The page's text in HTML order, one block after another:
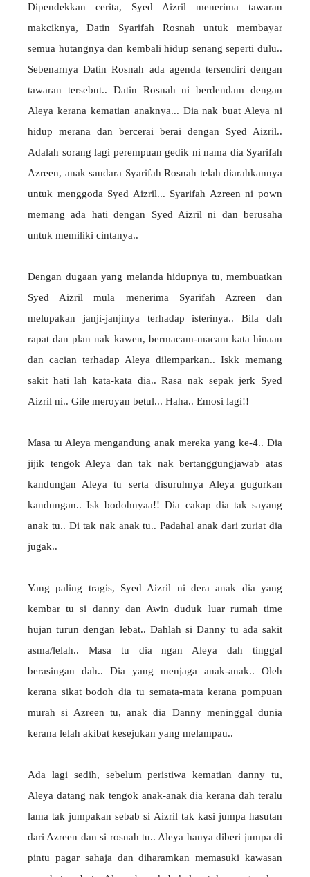
Dipendekkan cerita, Syed Aizril menerima tawaran
makciknya, Datin Syarifah Rosnah untuk membayar
semua hutangnya dan kembali hidup senang seperti dulu..
Sebenarnya Datin Rosnah ada agenda tersendiri dengan
tawaran tersebut.. Datin Rosnah ni berdendam dengan
Aleya kerana kematian anaknya... Dia nak buat Aleya ni
hidup merana dan bercerai berai dengan Syed Aizril..
Adalah sorang lagi perempuan gedik ni nama dia Syarifah
Azreen, anak saudara Syarifah Rosnah telah diarahkannya
untuk menggoda Syed Aizril... Syarifah Azreen ni pown
memang ada hati dengan Syed Aizril ni dan berusaha
untuk memiliki cintanya..
Dengan dugaan yang melanda hidupnya tu, membuatkan
Syed Aizril mula menerima Syarifah Azreen dan
melupakan janji-janjinya terhadap isterinya.. Bila dah
rapat dan plan nak kawen, bermacam-macam kata hinaan
dan cacian terhadap Aleya dilemparkan.. Iskk memang
sakit hati lah kata-kata dia.. Rasa nak sepak jerk Syed
Aizril ni.. Gile meroyan betul... Haha.. Emosi lagi!!
Masa tu Aleya mengandung anak mereka yang ke-4.. Dia
jijik tengok Aleya dan tak nak bertanggungjawab atas
kandungan Aleya tu serta disuruhnya Aleya gugurkan
kandungan.. Isk bodohnyaa!! Dia cakap dia tak sayang
anak tu.. Di tak nak anak tu.. Padahal anak dari zuriat dia
jugak..
Yang paling tragis, Syed Aizril ni dera anak dia yang
kembar tu si danny dan Awin duduk luar rumah time
hujan turun dengan lebat.. Dahlah si Danny tu ada sakit
asma/lelah.. Masa tu dia ngan Aleya dah tinggal
berasingan dah.. Dia yang menjaga anak-anak.. Oleh
kerana sikat bodoh dia tu semata-mata kerana pompuan
murah si Azreen tu, anak dia Danny meninggal dunia
kerana lelah akibat kesejukan yang melampau..
Ada lagi sedih, sebelum peristiwa kematian danny tu,
Aleya datang nak tengok anak-anak dia kerana dah teralu
lama tak jumpakan sebab si Aizril tak kasi jumpa hasutan
dari Azreen dan si rosnah tu.. Aleya hanya diberi jumpa di
pintu pagar sahaja dan diharamkan memasuki kawasan